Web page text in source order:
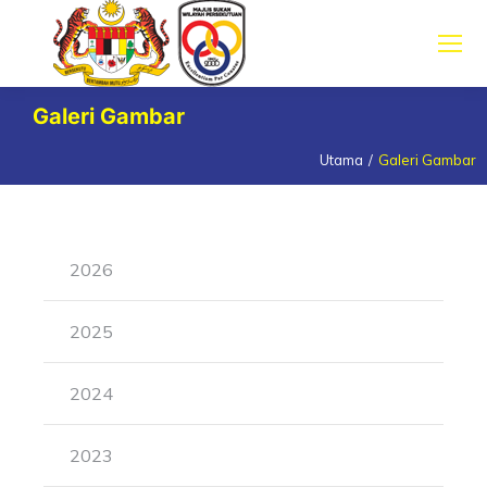
Galeri Gambar
Utama Galeri Gambar
2026
2025
2024
2023